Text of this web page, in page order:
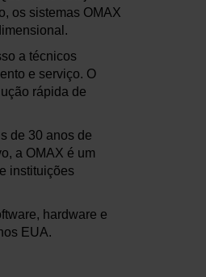
os sistemas OMAX
a técnicos
e serviço. O
rápida de
de 30 anos de
a OMAX é um
instituições
hardware e
EUA.